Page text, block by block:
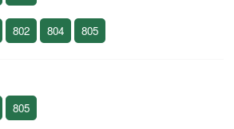
802 804 805
805